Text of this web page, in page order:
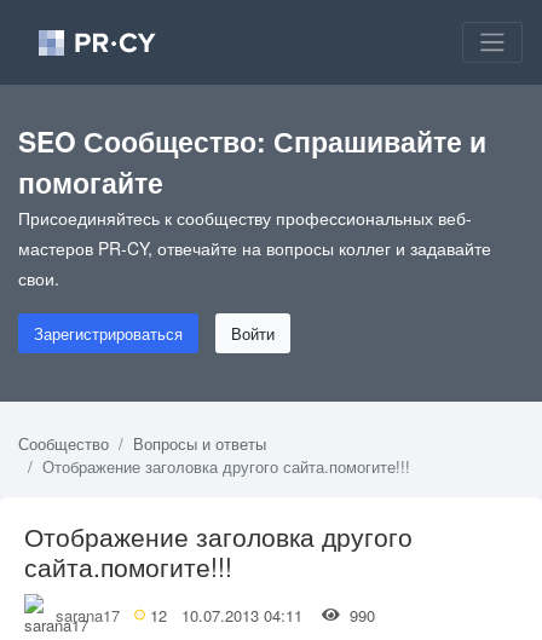
SEO Сообщество: Спрашивайте и
помогайте
Присоединяйтесь к сообществу профессиональных веб-
мастеров PR-CY, отвечайте на вопросы коллег и задавайте
свои.
Зарегистрироваться Войти
Сообщество
Вопросы и ответы
Отображение заголовка другого сайта.помогите!!!
Отображение заголовка другого
сайта.помогите!!!
sarana17 12 10.07.2013 04:11 990